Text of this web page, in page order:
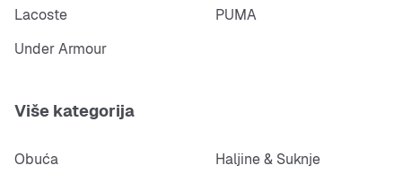
Perforirani prednji dio za bolju prozračnost
Udobni ojačani rub oko gležnja
profilom
Boje: White / Metallic Silver / Pure Platinum
Lacoste
PUMA
Under Armour
Više kategorija
Obuća
Haljine & Suknje